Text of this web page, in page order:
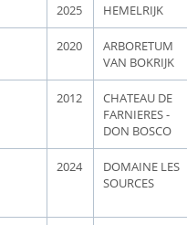
2025 HEMELRIJK
2020
ARBORETUM
VAN BOKRIJK
2012
CHATEAU DE
FARNIERES -
DON BOSCO
2024
DOMAINE LES
SOURCES